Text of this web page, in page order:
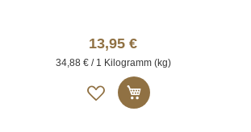
13,95 €
34,88 € / 1 Kilogramm (kg)
Auf
die
In den Warenkorb